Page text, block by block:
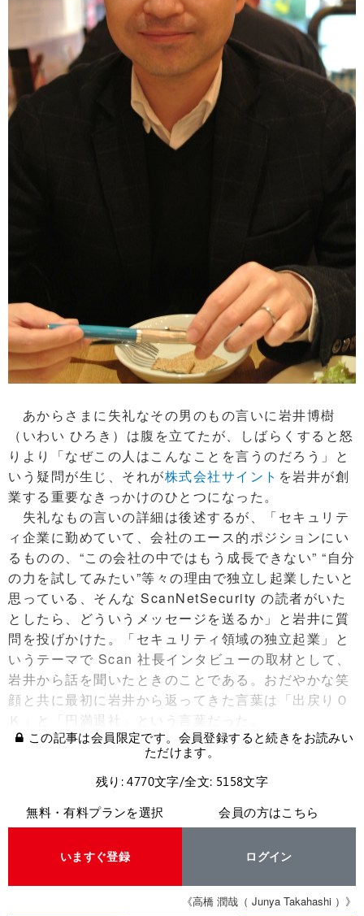
あからさまに失礼なその男のもの言いに岩井博樹
（いわい ひろき）は腹を立てたが、しばらくすると怒
りより「なぜこの人はこんなことを言うのだろう」と
いう疑問が生じ、それが株式会社サイント を岩井が創
業する重要なきっかけのひとつになった。
失礼なもの言いの詳細は後述するが、「セキュリテ
ィ企業に勤めていて、会社のエース的ポジションにい
るものの、“この会社の中ではもう成長できない” “自分
の力を試してみたい”等々の理由で独立し起業したいと
思っている、そんな ScanNetSecurity の読者がいた
としたら、どういうメッセージを送るか」と岩井に質
問を投げかけた。「セキュリティ領域の独立起業」と
いうテーマで Scan 社長インタビューの取材として、
岩井から話を聞いたときのことである。おだやかな笑
顔と共に最初に岩井から返ってきた言葉は「出戻りＯ
Ｋ」と「円満退社」という言葉だった。
この記事は会員限定です。会員登録すると続きをお読みい
ただけます。
残り: 4770文字/全文: 5158文字
無料・有料プランを選択
いますぐ登録
会員の方はこちら
ログイン
《高橋 潤哉（ Junya Takahashi ）》